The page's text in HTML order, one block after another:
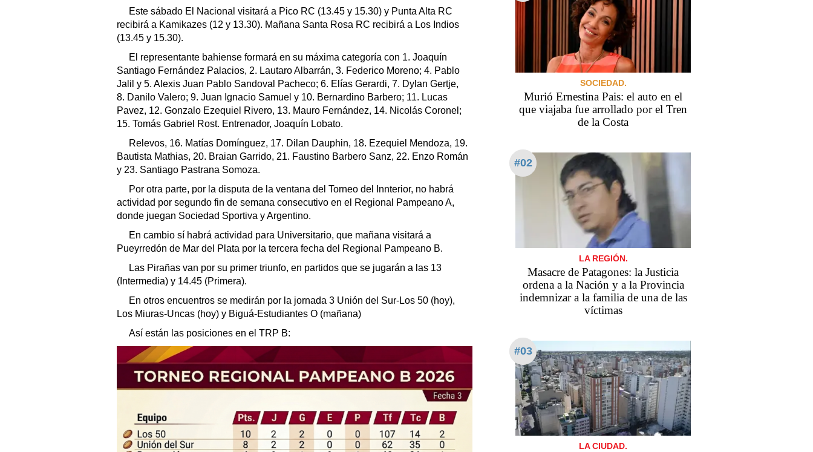
Este sábado El Nacional visitará a Pico RC (13.45 y 15.30) y Punta Alta RC
recibirá a Kamikazes (12 y 13.30). Mañana Santa Rosa RC recibirá a Los Indios
(13.45 y 15.30).
El representante bahiense formará en su máxima categoría con 1. Joaquín
Santiago Fernández Palacios, 2. Lautaro Albarrán, 3. Federico Moreno; 4. Pablo
Jalil y 5. Alexis Juan Pablo Sandoval Pacheco; 6. Elías Gerardi, 7. Dylan Gertje,
8. Danilo Valero; 9. Juan Ignacio Samuel y 10. Bernardino Barbero; 11. Lucas
Pavez, 12. Gonzalo Ezequiel Rivero, 13. Mauro Fernández, 14. Nicolás Coronel;
15. Tomás Gabriel Rost. Entrenador, Joaquín Lobato.
Relevos, 16. Matías Domínguez, 17. Dilan Dauphin, 18. Ezequiel Mendoza, 19.
Bautista Mathias, 20. Braian Garrido, 21. Faustino Barbero Sanz, 22. Enzo Román
y 23. Santiago Pastrana Somoza.
Por otra parte, por la disputa de la ventana del Torneo del Innterior, no habrá
actividad por segundo fin de semana consecutivo en el Regional Pampeano A,
donde juegan Sociedad Sportiva y Argentino.
En cambio sí habrá actividad para Universitario, que mañana visitará a
Pueyrredón de Mar del Plata por la tercera fecha del Regional Pampeano B.
Las Pirañas van por su primer triunfo, en partidos que se jugarán a las 13
(Intermedia) y 14.45 (Primera).
En otros encuentros se medirán por la jornada 3 Unión del Sur-Los 50 (hoy),
Los Miuras-Uncas (hoy) y Biguá-Estudiantes O (mañana)
Así están las posiciones en el TRP B:
SOCIEDAD.
Murió Ernestina Pais: el auto en el
que viajaba fue arrollado por el Tren
de la Costa
#02
LA REGIÓN.
Masacre de Patagones: la Justicia
ordena a la Nación y a la Provincia
indemnizar a la familia de una de las
víctimas
#03
LA CIUDAD.